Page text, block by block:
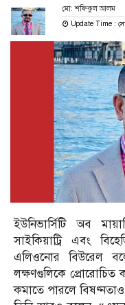
মো: শফিকুল আলম
Update Time :
ইউনিভার্সিটি অব
সাইকিয়াট্রি এবং
এলিওনোর বিউরেল
লক্ষণগুলিকে প্রোরোচিত
কমাতে পারলে